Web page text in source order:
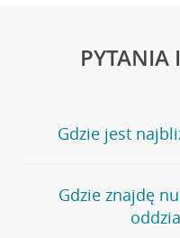
PYTANIA
Gdzie jest
Jeśli szukasz oddziału
stronęPlacówki i
wygodna wyszukiwarka.
Gdzie znajdę